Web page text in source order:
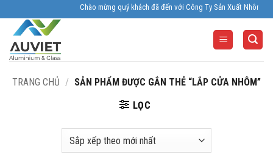
to
content
Chào mừng quý khách đã đến với Công Ty Sản Xuất Nhôm
TRANG CHỦ / SẢN PHẨM ĐƯỢC GẮN THẺ “LẮP CỬA NHÔM”
LỌC